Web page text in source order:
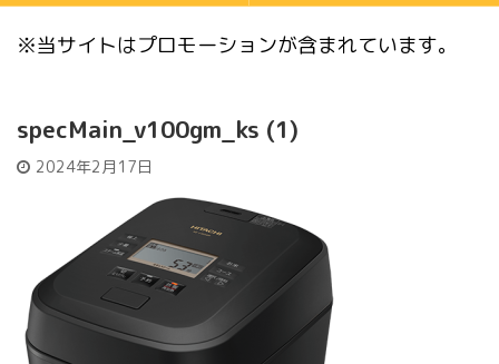
※当サイトはプロモーションが含まれています。
specMain_v100gm_ks (1)
2024年2月17日